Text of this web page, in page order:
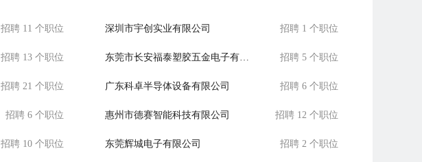
招聘 11 个职位 深圳市宇创实业有限公司 招聘 1 个职位
招聘 13 个职位 东莞市长安福泰塑胶五金电子有限公司 招聘 5 个职位
招聘 21 个职位 广东科卓半导体设备有限公司 招聘 6 个职位
招聘 6 个职位 惠州市德赛智能科技有限公司 招聘 12 个职位
招聘 10 个职位 东莞辉城电子有限公司 招聘 2 个职位